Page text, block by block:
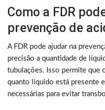
Como a FDR
prevenção de
A FDR pode ajudar na
precisão a quantidade de
tubulações. Isso permite que
quanto líquido está presente
necessárias para evitar